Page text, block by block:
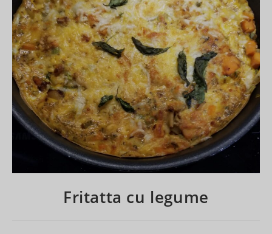
Fritatta cu legume